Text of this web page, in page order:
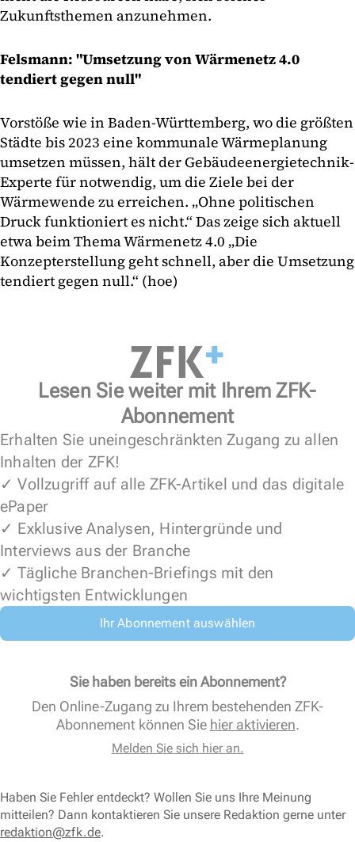
Zukunftsthemen anzunehmen.
Felsmann: "Umsetzung von Wärmenetz 4.0
tendiert gegen null"
Vorstöße wie in Baden-Württemberg, wo die größten
Städte bis 2023 eine kommunale Wärmeplanung
umsetzen müssen, hält der Gebäudeenergietechnik-
Experte für notwendig, um die Ziele bei der
Wärmewende zu erreichen. „Ohne politischen
Druck funktioniert es nicht.“ Das zeige sich aktuell
etwa beim Thema Wärmenetz 4.0 „Die
Konzepterstellung geht schnell, aber die Umsetzung
tendiert gegen null.“ (hoe)
Lesen Sie weiter mit Ihrem ZFK-
Abonnement
Erhalten Sie uneingeschränkten Zugang zu allen
Inhalten der ZFK!
✓ Vollzugriff auf alle ZFK-Artikel und das digitale
ePaper
✓ Exklusive Analysen, Hintergründe und
Interviews aus der Branche
✓ Tägliche Branchen-Briefings mit den
wichtigsten Entwicklungen
Ihr Abonnement auswählen
Sie haben bereits ein Abonnement?
Den Online-Zugang zu Ihrem bestehenden ZFK-
Abonnement können Sie hier aktivieren.
Melden Sie sich hier an.
Haben Sie Fehler entdeckt? Wollen Sie uns Ihre Meinung
mitteilen? Dann kontaktieren Sie unsere Redaktion gerne unter
redaktion@zfk.de.